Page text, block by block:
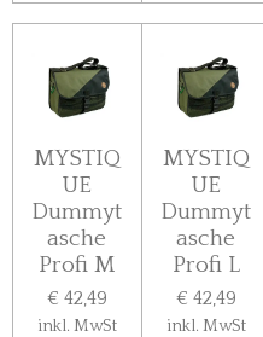
MYSTIQ
UE
Dummyt
asche
Profi M
€ 42,49
inkl. MwSt
MYSTIQ
UE
Dummyt
asche
Profi L
€ 42,49
inkl. MwSt